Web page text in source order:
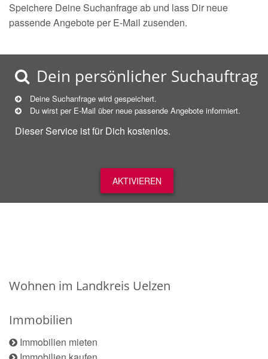
Speichere Deine Suchanfrage ab und lass Dir neue
passende Angebote per E-Mail zusenden.
Dein persönlicher Suchauftrag
Deine Suchanfrage wird gespeichert.
Du wirst per E-Mail über neue passende Angebote informiert.
Dieser Service ist für Dich kostenlos.
AKTIVIEREN
Wohnen im Landkreis Uelzen
Immobilien
Immobilien mieten